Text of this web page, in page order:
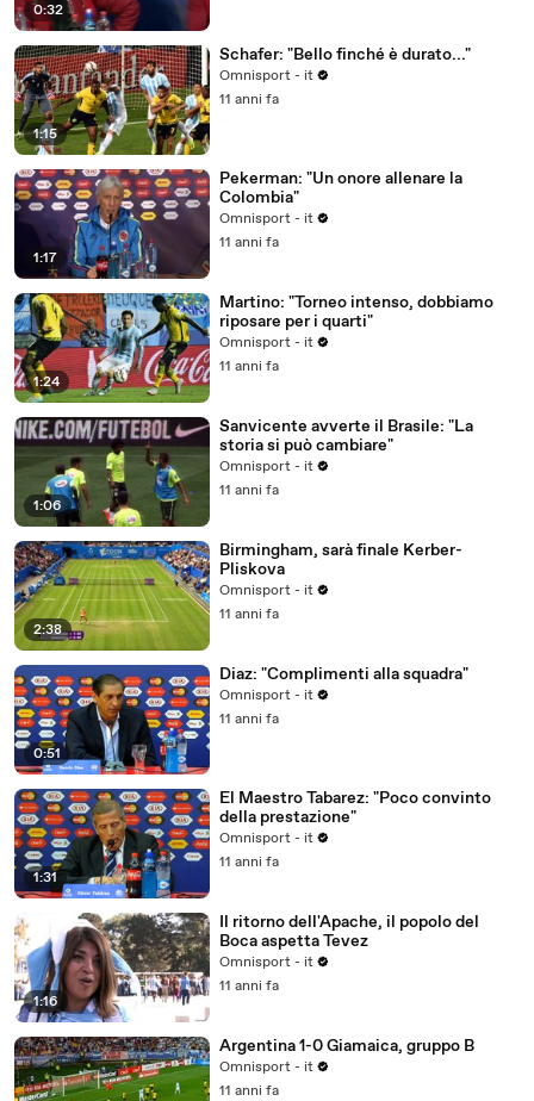
0:32
1:15
Schafer: "Bello finché è durato..."
Omnisport - it
11 anni fa
1:17
Pekerman: "Un onore allenare la
Colombia"
Omnisport - it
11 anni fa
1:24
Martino: "Torneo intenso, dobbiamo
riposare per i quarti"
Omnisport - it
11 anni fa
1:06
Sanvicente avverte il Brasile: "La
storia si può cambiare"
Omnisport - it
11 anni fa
2:38
Birmingham, sarà finale Kerber-
Pliskova
Omnisport - it
11 anni fa
0:51
Diaz: "Complimenti alla squadra"
Omnisport - it
11 anni fa
1:31
El Maestro Tabarez: "Poco convinto
della prestazione"
Omnisport - it
11 anni fa
1:16
Il ritorno dell'Apache, il popolo del
Boca aspetta Tevez
Omnisport - it
11 anni fa
Argentina 1-0 Giamaica, gruppo B
Omnisport - it
11 anni fa